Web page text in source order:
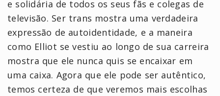
e solidária de todos os seus fãs e colegas de
televisão. Ser trans mostra uma verdadeira
expressão de autoidentidade, e a maneira
como Elliot se vestiu ao longo de sua carreira
mostra que ele nunca quis se encaixar em
uma caixa. Agora que ele pode ser autêntico,
temos certeza de que veremos mais escolhas